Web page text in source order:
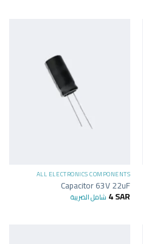
ALL ELECTRONICS COMPONENTS
Capacitor 63V 22uF
4SAR شامل الضريبة